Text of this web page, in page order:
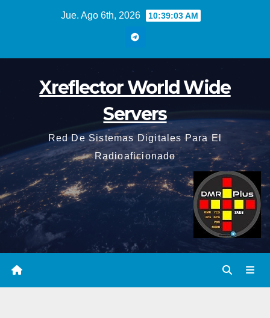
Jue. Ago 6th, 2026 10:39:04 AM
Xreflector World Wide
Servers
Red De Sistemas Digitales Para El
Radioaficionado